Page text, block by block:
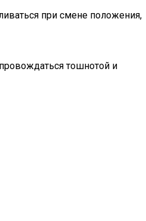
при смене положения,
тошнотой и